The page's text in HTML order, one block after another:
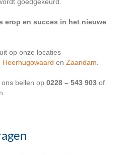
erop en succes in het nieuwe
op onze locaties
Heerhugowaard en Zaandam
bellen op 0228 – 543 903of